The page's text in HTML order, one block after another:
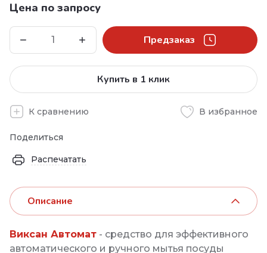
Цена по запросу
Предзаказ
Купить в 1 клик
К сравнению В избранное
Поделиться
Распечатать
Описание
Виксан Автомат - средство для эффективного
автоматического и ручного мытья посуды